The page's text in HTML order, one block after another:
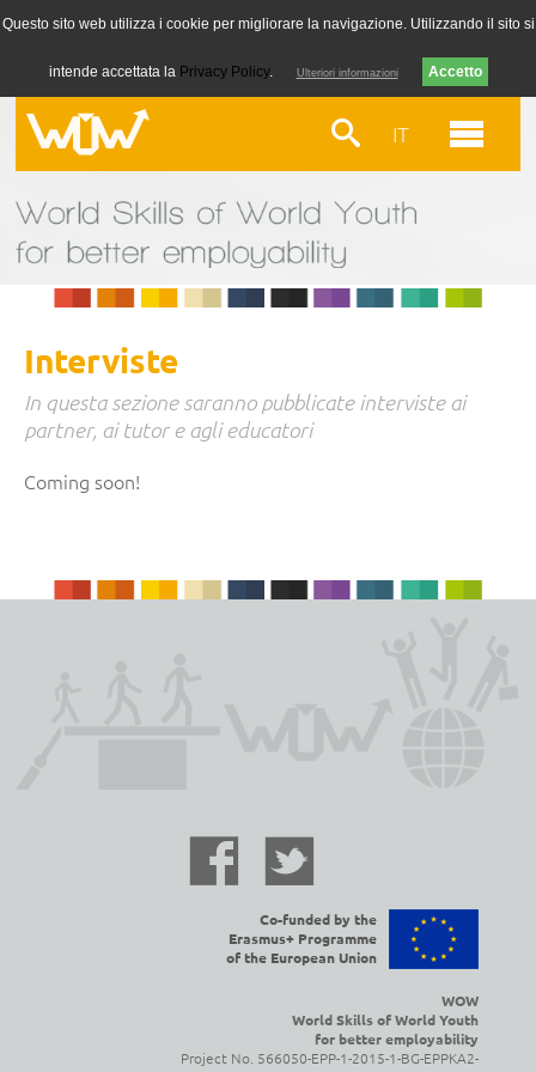
IT
Interviste
In questa sezione saranno pubblicate interviste ai
partner, ai tutor e agli educatori
Coming soon!
Co-funded by the
Erasmus+ Programme
of the European Union
WOW
World Skills of World Youth
for better employability
Project No. 566050-EPP-1-2015-1-BG-EPPKA2-
Questo sito web utilizza i cookie per migliorare la navigazione. Utilizzando il sito si
intende accettata la Privacy Policy. Ulteriori informazioni